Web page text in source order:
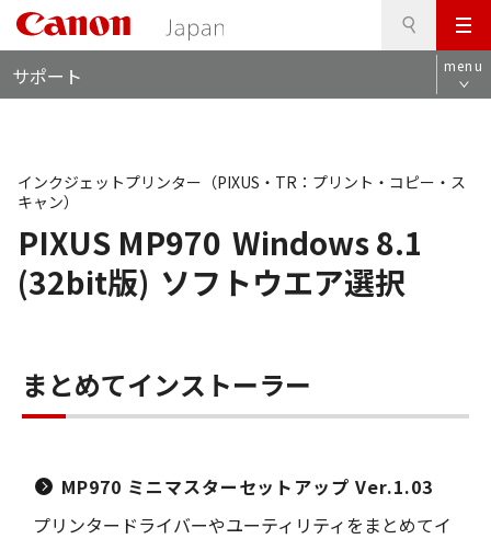
メ
ニ
ュ
サポート menu
PIXUS MP970 Windows 8.1
(32bit版) ソフトウエア選択
インクジェットプリンター（PIXUS・TR：プリント・コピー・ス
キャン）
まとめてインストーラー
MP970 ミニマスターセットアップ Ver.1.03
プリンタードライバーやユーティリティをまとめてイ